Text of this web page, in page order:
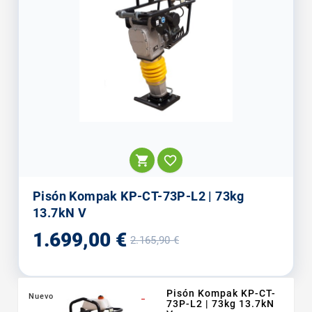
 
Pisón Kompak KP-CT-73P-L2 | 73kg
13.7kN V
1.699,00 € 2.165,90 €
Nuevo
Pisón Kompak KP-CT-
73P-L2 | 73kg 13.7kN